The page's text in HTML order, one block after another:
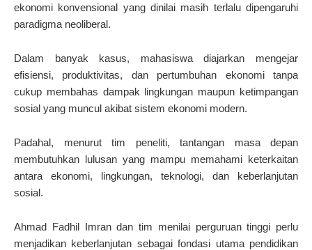
ekonomi konvensional yang dinilai masih terlalu dipengaruhi
paradigma neoliberal.
Dalam banyak kasus, mahasiswa diajarkan mengejar
efisiensi, produktivitas, dan pertumbuhan ekonomi tanpa
cukup membahas dampak lingkungan maupun ketimpangan
sosial yang muncul akibat sistem ekonomi modern.
Padahal, menurut tim peneliti, tantangan masa depan
membutuhkan lulusan yang mampu memahami keterkaitan
antara ekonomi, lingkungan, teknologi, dan keberlanjutan
sosial.
Ahmad Fadhil Imran dan tim menilai perguruan tinggi perlu
menjadikan keberlanjutan sebagai fondasi utama pendidikan